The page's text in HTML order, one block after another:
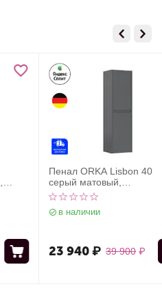
Пенал ORKA Lisbon 40
серый матовый,
универсальный
в наличии
39 900 ₽
23 940₽